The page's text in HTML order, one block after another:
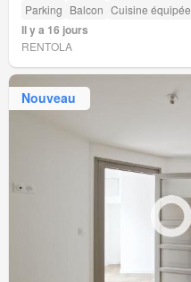
Parking Balcon Cuisine équipée
Il y a 16 jours
RENTOLA
Nouveau